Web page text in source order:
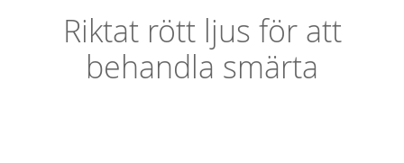
Riktat rött ljus för att
behandla smärta